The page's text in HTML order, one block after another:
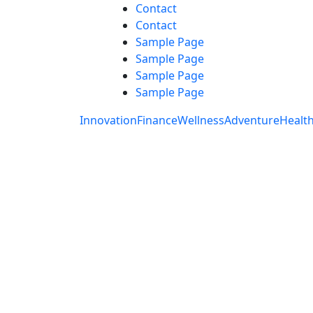
Contact
Contact
Sample Page
Sample Page
Sample Page
Sample Page
InnovationFinanceWellnessAdventureHealth